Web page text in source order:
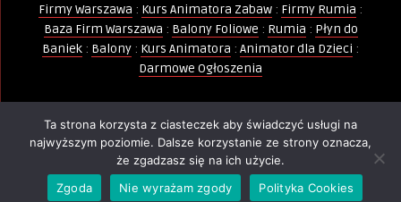
Firmy Warszawa : Kurs Animatora Zabaw : Firmy Rumia :
Baza Firm Warszawa : Balony Foliowe : Rumia : Płyn do
Baniek : Balony : Kurs Animatora : Animator dla Dzieci :
Darmowe Ogłoszenia
Wszelkie Prawa Zastrzeżone - Kopiowanie, powielanie i
wykorzystywanie treści, zdjęć, grafik jest zabronione -
PINternet.pl.
Copyright © 2020 - 2025
Pinternet.pl
Ta strona korzysta z ciasteczek aby świadczyć usługi na
najwyższym poziomie. Dalsze korzystanie ze strony oznacza,
że zgadzasz się na ich użycie.
Zgoda
Nie wyrażam zgody Polityka Cookies